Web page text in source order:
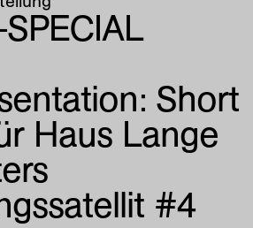
Short
Haus Lange
#4